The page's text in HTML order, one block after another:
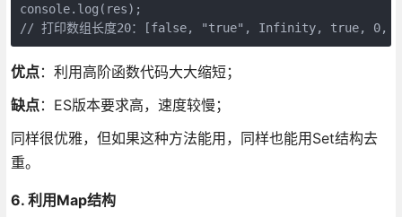
console.log(res);
// 打印数组长度20：[false, "true", Infinity,
优点：利用高阶函数代码大大缩短；
缺点：ES版本要求高，速度较慢；
同样很优雅，但如果这种方法能用，同样也能用Set结构去
重。
6. 利用Map结构